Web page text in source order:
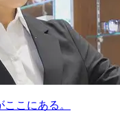
こにある。